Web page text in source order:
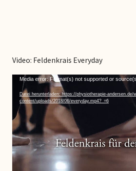
Video: Feldenkrais Everyday
Video-
Player
Media error: Format(s) not supported or
Datei herunterladen: https://physiotherapie-andersen.de/
content/uploads/2018/06/everyday.mp4?_=6